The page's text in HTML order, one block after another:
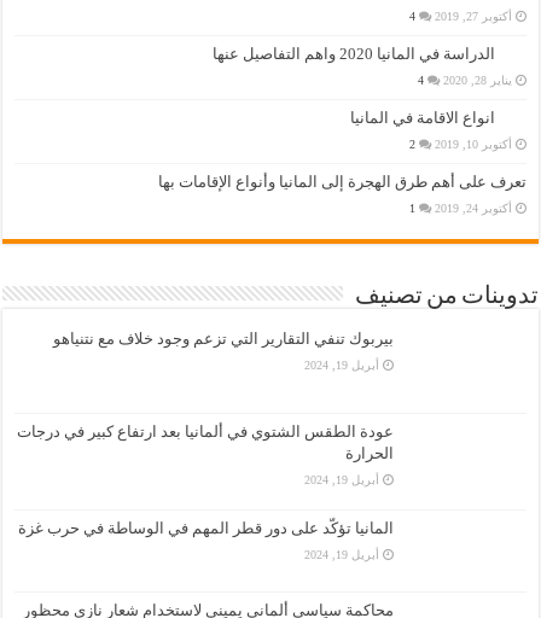
أكتوبر 27, 2019 4
الدراسة في المانيا 2020 واهم التفاصيل عنها
يناير 28, 2020 4
انواع الاقامة في المانيا
أكتوبر 10, 2019 2
تعرف على أهم طرق الهجرة إلى المانيا وأنواع الإقامات بها
أكتوبر 24, 2019 1
تدوينات من تصنيف
بيربوك تنفي التقارير التي تزعم وجود خلاف مع نتنياهو
أبريل 19, 2024
عودة الطقس الشتوي في ألمانيا بعد ارتفاع كبير في درجات
الحرارة
أبريل 19, 2024
المانيا تؤكّد على دور قطر المهم في الوساطة في حرب غزة
أبريل 19, 2024
محاكمة سياسي ألماني يميني لاستخدام شعار نازي محظور